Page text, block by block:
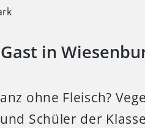
in
ohne Fleisch?
Schüler der